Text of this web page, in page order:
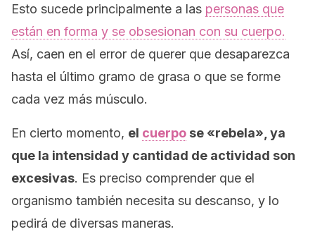
Esto sucede principalmente a las personas que
están en forma y se obsesionan con su cuerpo.
Así, caen en el error de querer que desaparezca
hasta el último gramo de grasa o que se forme
cada vez más músculo.
En cierto momento, el cuerpo se «rebela», ya
que la intensidad y cantidad de actividad son
excesivas. Es preciso comprender que el
organismo también necesita su descanso, y lo
pedirá de diversas maneras.